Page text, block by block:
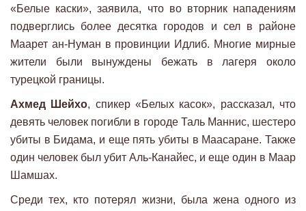
«Белые каски», заявила, что во вторник нападениям
подверглись более десятка городов и сел в районе
Маарет ан-Нуман в провинции Идлиб. Многие мирные
жители были вынуждены бежать в лагеря около
турецкой границы.
Ахмед Шейхо, спикер «Белых касок», рассказал, что
девять человек погибли в городе Таль Маннис, шестеро
убиты в Бидама, и еще пять убиты в Маасаране. Также
один человек был убит Аль-Канайес, и еще один в Маар
Шамшах.
Среди тех, кто потерял жизни, была жена одного из